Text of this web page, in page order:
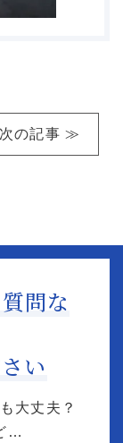
次の記事 ≫
問な
い
大丈夫？
…